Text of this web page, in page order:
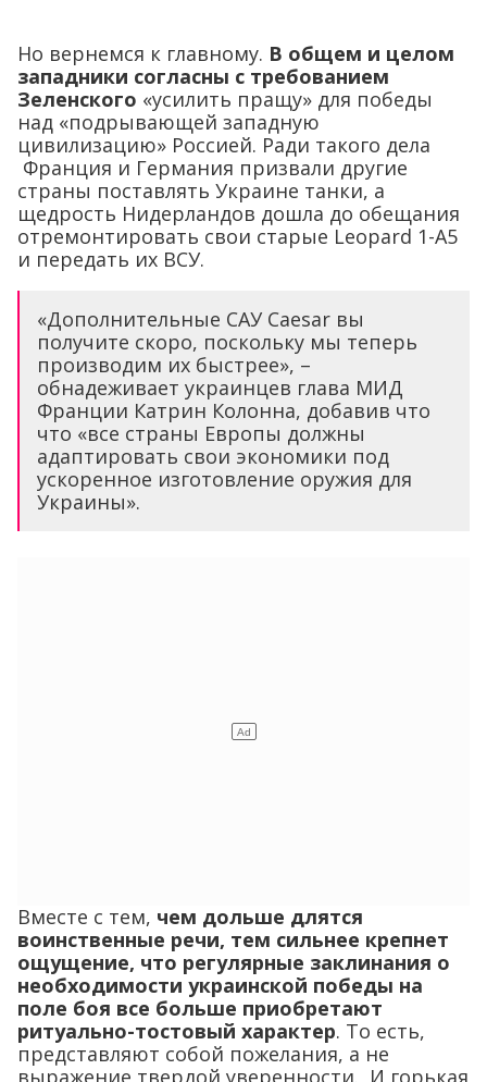
Но вернемся к главному. В общем и целом
западники согласны с требованием
Зеленского «усилить пращу» для победы
над «подрывающей западную
цивилизацию» Россией. Ради такого дела
Франция и Германия призвали другие
страны поставлять Украине танки, а
щедрость Нидерландов дошла до обещания
отремонтировать свои старые Leopard 1-A5
и передать их ВСУ.
«Дополнительные САУ Caesar вы
получите скоро, поскольку мы теперь
производим их быстрее», –
обнадеживает украинцев глава МИД
Франции Катрин Колонна, добавив что
что «все страны Европы должны
адаптировать свои экономики под
ускоренное изготовление оружия для
Украины».
Вместе с тем, чем дольше длятся
воинственные речи, тем сильнее крепнет
ощущение, что регулярные заклинания о
необходимости украинской победы на
поле боя все больше приобретают
ритуально-тостовый характер. То есть,
представляют собой пожелания, а не
выражение твердой уверенности. И горькая